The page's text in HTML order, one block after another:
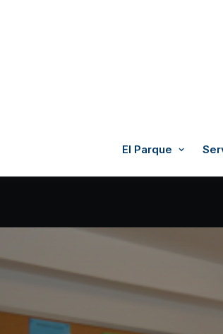
El Parque